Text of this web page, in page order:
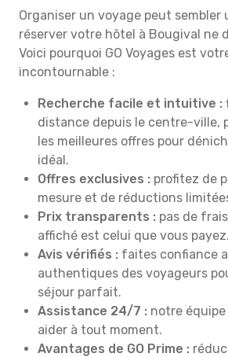
Organiser un voyage peut sembler
réserver votre hôtel à Bougival ne
Voici pourquoi GO Voyages est
incontournable :
Recherche facile et intuitive :
distance depuis le centre-ville,
les meilleures offres pour
idéal.
Offres exclusives : profitez de
mesure et de réductions
Prix transparents : pas de
affiché est celui que vous payez.
Avis vérifiés : faites confiance
authentiques des voyageurs
séjour parfait.
Assistance 24/7 : notre
aider à tout moment.
Avantages de GO Prime :